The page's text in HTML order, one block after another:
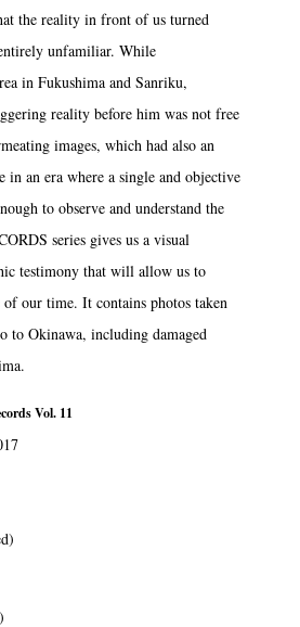
the reality in front of us turned
unfamiliar. While
in Fukushima and Sanriku,
reality before him was not free
images, which had also an
an era where a single and objective
to observe and understand the
series gives us a visual
testimony that will allow us to
our time. It contains photos taken
to Okinawa, including damaged
Vol. 11